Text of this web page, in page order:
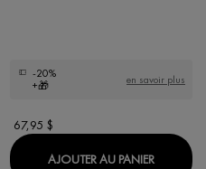
REVITALISANT COLLAGEN 17
-20%
+🎁
en savoir plus
67,95 $
AJOUTER AU PANIER